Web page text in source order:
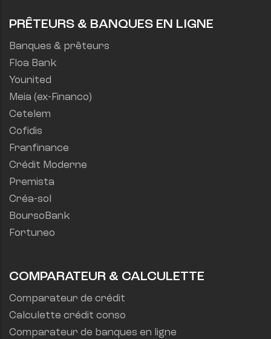
PRÊTEURS & BANQUES EN LIGNE
Banques & prêteurs
Floa Bank
Younited
Meia (ex-Financo)
Cetelem
Cofidis
Franfinance
Crédit Moderne
Premista
Créa-sol
BoursoBank
Fortuneo
COMPARATEUR & CALCULETTE
Comparateur de crédit
Calculette crédit conso
Comparateur de banques en ligne